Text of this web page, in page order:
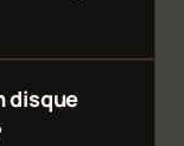
disque